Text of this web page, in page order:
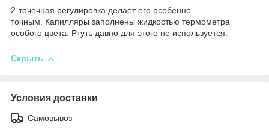
2-точечная регулировка делает его особенно
точным. Капилляры заполнены жидкостью термометра
особого цвета. Ртуть давно для этого не используется.
Скрыть
Условия доставки
Самовывоз